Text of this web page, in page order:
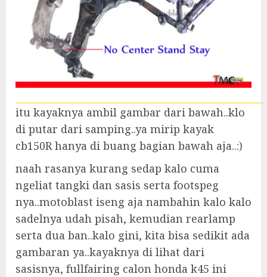
itu kayaknya ambil gambar dari bawah..klo
di putar dari samping..ya mirip kayak
cb150R hanya di buang bagian bawah aja..:)
naah rasanya kurang sedap kalo cuma
ngeliat tangki dan sasis serta footspeg
nya..motoblast iseng aja nambahin kalo kalo
sadelnya udah pisah, kemudian rearlamp
serta dua ban..kalo gini, kita bisa sedikit ada
gambaran ya..kayaknya di lihat dari
sasisnya, fullfairing calon honda k45 ini